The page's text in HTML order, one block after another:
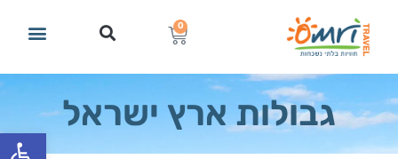
פתח
0
גבולות ארץ ישראל